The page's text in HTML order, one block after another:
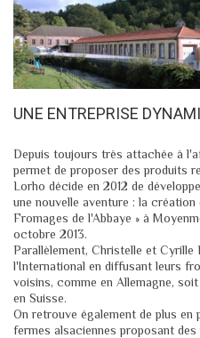
UNE ENTREPRISE
Depuis toujours très attachée à
permet de proposer des produits
Lorho décide en 2012 de
une nouvelle aventure : la
Fromages de l'Abbaye » à
octobre 2013.
Parallèlement, Christelle et
l'International en diffusant leurs
voisins, comme en Allemagne,
en Suisse.
On retrouve également de plus en
fermes alsaciennes proposant